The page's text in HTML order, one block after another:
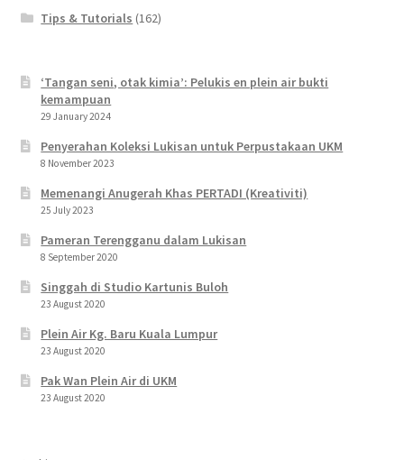
Tips & Tutorials (162)
‘Tangan seni, otak kimia’: Pelukis en plein air bukti
kemampuan
29 January 2024
Penyerahan Koleksi Lukisan untuk Perpustakaan UKM
8 November 2023
Memenangi Anugerah Khas PERTADI (Kreativiti)
25 July 2023
Pameran Terengganu dalam Lukisan
8 September 2020
Singgah di Studio Kartunis Buloh
23 August 2020
Plein Air Kg. Baru Kuala Lumpur
23 August 2020
Pak Wan Plein Air di UKM
23 August 2020